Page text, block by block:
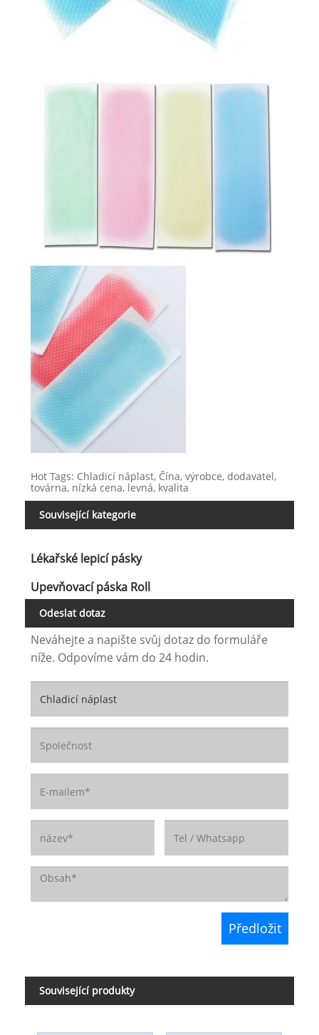
Hot Tags: Chladicí náplast, Čína, výrobce, dodavatel,
továrna, nízká cena, levná, kvalita
Související kategorie
Lékařské lepicí pásky
Upevňovací páska Roll
Odeslat dotaz
Neváhejte a napište svůj dotaz do formuláře
níže. Odpovíme vám do 24 hodin.
Související produkty